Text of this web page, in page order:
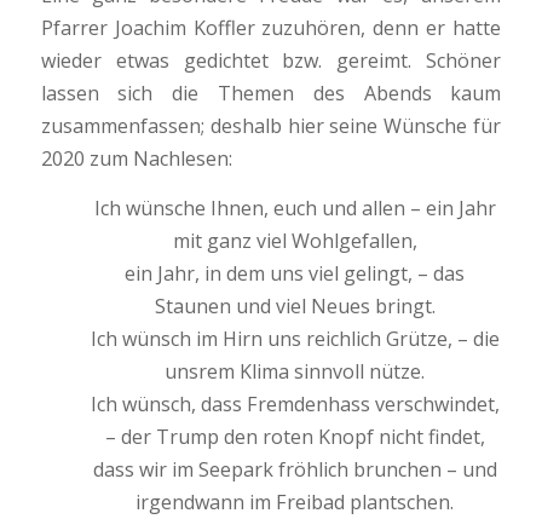
Pfarrer Joachim Koffler zuzuhören, denn er hatte
wieder etwas gedichtet bzw. gereimt. Schöner
lassen sich die Themen des Abends kaum
zusammenfassen; deshalb hier seine Wünsche für
2020 zum Nachlesen:
Ich wünsche Ihnen, euch und allen – ein Jahr
mit ganz viel Wohlgefallen,
ein Jahr, in dem uns viel gelingt, – das
Staunen und viel Neues bringt.
Ich wünsch im Hirn uns reichlich Grütze, – die
unsrem Klima sinnvoll nütze.
Ich wünsch, dass Fremdenhass verschwindet,
– der Trump den roten Knopf nicht findet,
dass wir im Seepark fröhlich brunchen – und
irgendwann im Freibad plantschen.